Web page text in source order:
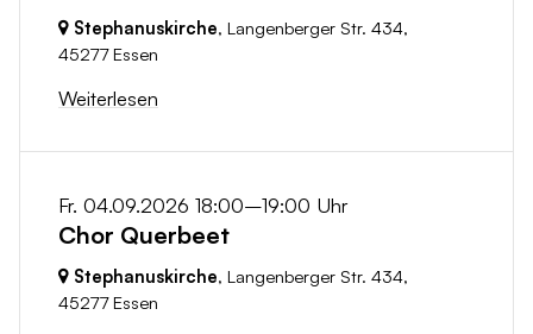
Stephanuskirche, Langenberger Str. 434,
45277 Essen
Weiterlesen
Fr. 04.09.2026 18:00–19:00 Uhr
Chor Querbeet
Stephanuskirche, Langenberger Str. 434,
45277 Essen